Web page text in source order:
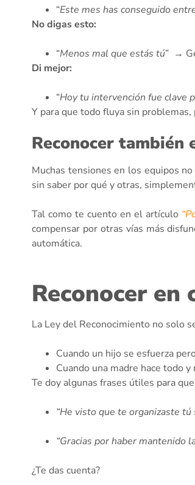
“Este mes has conseguido
No digas esto:
“Menos mal que estás tú” →
Di mejor:
“Hoy tu intervención fue clave
Y para que todo fluya sin
Reconocer
Muchas tensiones en los equipos
sin saber por qué y otras,
Tal como te cuento en el artículo
compensar por otras vías más
automática.
Reconocer en
La Ley del Reconocimiento no solo
Cuando un hijo se esfuerza
Cuando una madre hace todo
Te doy algunas frases útiles para
“He visto que te organizaste
“Gracias por haber mantenido
¿Te das cuenta?